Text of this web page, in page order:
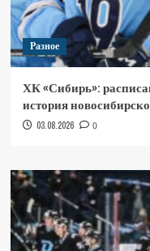
Разное
ХК «Сибирь»:
история
03.08.2026 0